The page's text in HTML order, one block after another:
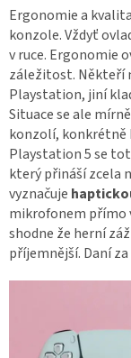
Ergonomie a
konzole. Vždyť
v ruce. Ergonomie
záležitost. Někteří
Playstation, jiní
Situace se ale
konzolí, konkrétně
Playstation 5 se
který přináší zcela
vyznačuje
mikrofonem přímo
shodne že herní
příjemnější. Daní